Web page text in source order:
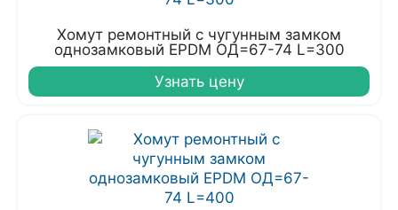
Хомут ремонтный с чугунным замком
однозамковый EPDM ОД=67-74 L=300
Узнать цену